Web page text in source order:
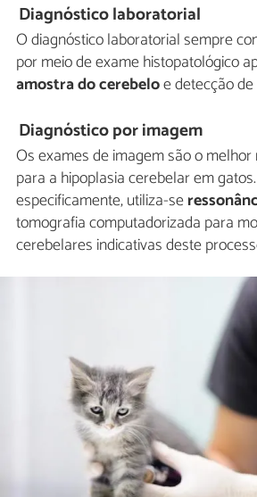
Diagnóstico laboratorial
O diagnóstico laboratorial sempre
por meio de exame histopatológico
amostra do cerebeloe detecção
Diagnóstico por imagem
Os exames de imagem são o
para a hipoplasia cerebelar em
especificamente, utiliza-se
tomografia computadorizada para
cerebelares indicativas deste